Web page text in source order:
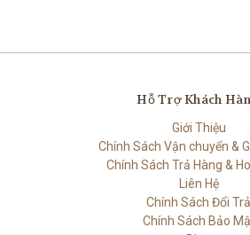
Hỗ Trợ Khách
Giới Thiệu
Chính Sách Vận chuyển &
Chính Sách Trả Hàng &
Liên Hệ
Chính Sách Đổi Trả
Chính Sách Bảo